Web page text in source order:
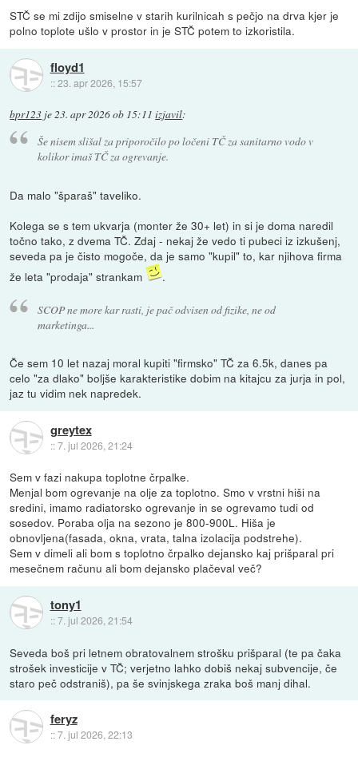
STČ se mi zdijo smiselne v starih kurilnicah s pečjo na drva kjer je
polno toplote ušlo v prostor in je STČ potem to izkoristila.
floyd1
::23. apr 2026, 15:57
bpr123 je23. apr 2026 ob 15:11 izjavil:
Še nisem slišal za priporočilo po ločeni TČ za sanitarno vodo v
kolikor imaš TČ za ogrevanje.
Da malo "šparaš" taveliko.
Kolega se s tem ukvarja (monter že 30+ let) in si je doma naredil
točno tako, z dvema TČ. Zdaj - nekaj že vedo ti pubeci iz izkušenj,
seveda pa je čisto mogoče, da je samo "kupil" to, kar njihova firma
že leta "prodaja" strankam
.
SCOP ne more kar rasti, je pač odvisen od fizike, ne od
marketinga...
Če sem 10 let nazaj moral kupiti "firmsko" TČ za 6.5k, danes pa
celo "za dlako" boljše karakteristike dobim na kitajcu za jurja in pol,
jaz tu vidim nek napredek.
greytex
::7. jul 2026, 21:24
Sem v fazi nakupa toplotne črpalke.
Menjal bom ogrevanje na olje za toplotno. Smo v vrstni hiši na
sredini, imamo radiatorsko ogrevanje in se ogrevamo tudi od
sosedov. Poraba olja na sezono je 800-900L. Hiša je
obnovljena(fasada, okna, vrata, talna izolacija podstrehe).
Sem v dimeli ali bom s toplotno črpalko dejansko kaj prišparal pri
mesečnem računu ali bom dejansko plačeval več?
tony1
::7. jul 2026, 21:54
Seveda boš pri letnem obratovalnem strošku prišparal (te pa čaka
strošek investicije v TČ; verjetno lahko dobiš nekaj subvencije, če
staro peč odstraniš), pa še svinjskega zraka boš manj dihal.
feryz
::7. jul 2026, 22:13